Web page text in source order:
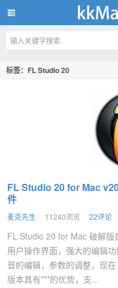
kkMac
标签：FL Studio 20
FL Studio 20 for Mac
件
麦克先生 11240浏览 22评论
FL Studio 20 for Mac 破解版
用户操作界面，强大的编辑
音的编辑，参数的调整，现
版本具有***的优势，支...